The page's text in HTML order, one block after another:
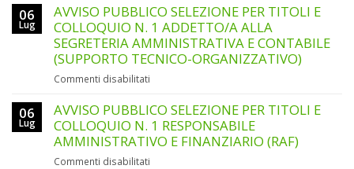
PUBBLICO
SELEZIONE
PER
TITOLI
E
1
ANIMATORE/ANIMATRICE
DEL
GAL
06
Lug
AVVISO PUBBLICO SELEZIONE PER TITOLI E
COLLOQUIO N. 1 ADDETTO/A ALLA
SEGRETERIA AMMINISTRATIVA E CONTABILE
(SUPPORTO TECNICO-ORGANIZZATIVO)
Commenti disabilitati
PUBBLICO
SELEZIONE
PER
TITOLI
06
Lug
AVVISO PUBBLICO SELEZIONE PER TITOLI E
COLLOQUIO N. 1 RESPONSABILE
AMMINISTRATIVO E FINANZIARIO (RAF)
Commenti disabilitati